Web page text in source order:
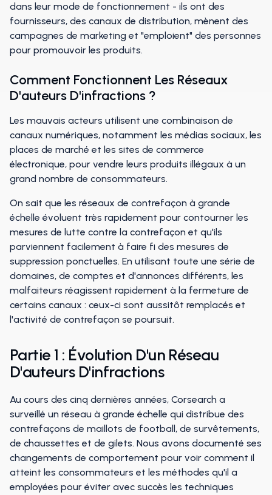
dans leur mode de fonctionnement - ils ont des
fournisseurs, des canaux de distribution, mènent des
campagnes de marketing et "emploient" des personnes
pour promouvoir les produits.
Comment Fonctionnent Les Réseaux
D'auteurs D'infractions ?
Les mauvais acteurs utilisent une combinaison de
canaux numériques, notamment les médias sociaux, les
places de marché et les sites de commerce
électronique, pour vendre leurs produits illégaux à un
grand nombre de consommateurs.
On sait que les réseaux de contrefaçon à grande
échelle évoluent très rapidement pour contourner les
mesures de lutte contre la contrefaçon et qu'ils
parviennent facilement à faire fi des mesures de
suppression ponctuelles. En utilisant toute une série de
domaines, de comptes et d'annonces différents, les
malfaiteurs réagissent rapidement à la fermeture de
certains canaux : ceux-ci sont aussitôt remplacés et
l'activité de contrefaçon se poursuit.
Partie 1 : Évolution D'un Réseau
D'auteurs D'infractions
Au cours des cinq dernières années, Corsearch a
surveillé un réseau à grande échelle qui distribue des
contrefaçons de maillots de football, de survêtements,
de chaussettes et de gilets. Nous avons documenté ses
changements de comportement pour voir comment il
atteint les consommateurs et les méthodes qu'il a
employées pour éviter avec succès les techniques